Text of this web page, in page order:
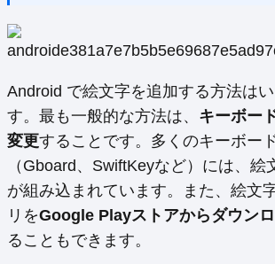
Android で絵文字を追加する方法は
す。最も一般的な方法は、 キーボー
変更することです。多くのキーボー
（Gboard、SwiftKeyなど）には、絵
が組み込まれています。また、絵文
リをGoogle Playストアからダウン
ることもできます。